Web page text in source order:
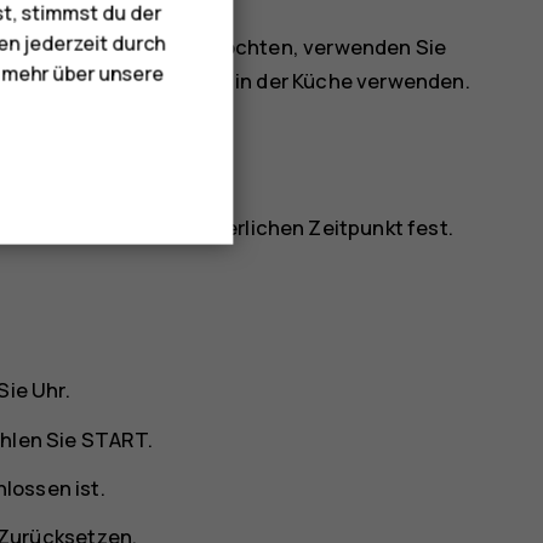
im Wecker erstellen möchten, verwenden Sie
Beispiel als Zeituhr in der Küche verwenden.
Blättertaste den erforderlichen Zeitpunkt fest.
Uhr.
Sie START.
ist.
.
stimmst du der
jederzeit durch
über unsere